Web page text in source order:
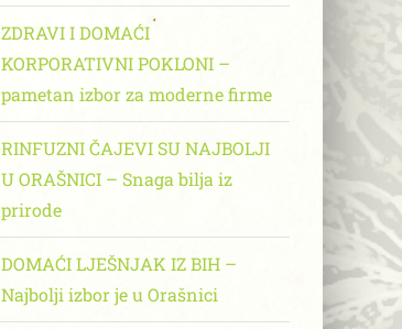
ZDRAVI I DOMAĆI
KORPORATIVNI POKLONI –
pametan izbor za moderne firme
RINFUZNI ČAJEVI SU NAJBOLJI
U ORAŠNICI – Snaga bilja iz
prirode
DOMAĆI LJEŠNJAK IZ BIH –
Najbolji izbor je u Orašnici